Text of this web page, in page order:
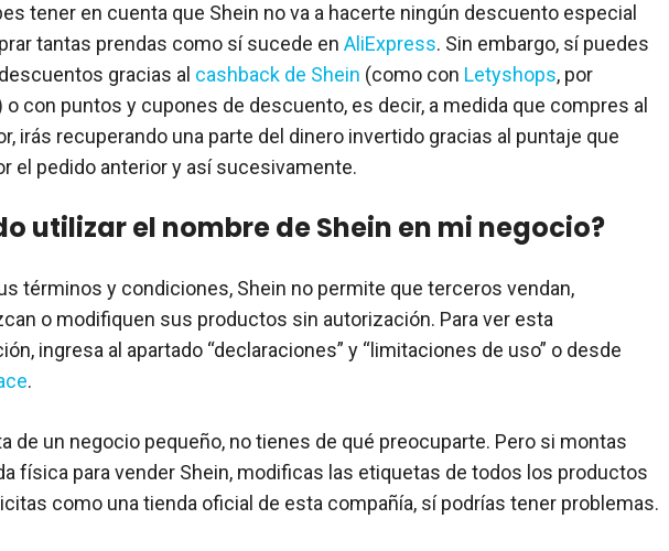
tener en cuenta que Shein no va a hacerte ningún descuento especial
tantas prendas como sí sucede en AliExpress. Sin embargo, sí puedes
gracias al cashback de Shein (como con Letyshops, por
o con puntos y cupones de descuento, es decir, a medida que compres al
irás recuperando una parte del dinero invertido gracias al puntaje que
el pedido anterior y así sucesivamente.
utilizar el nombre de Shein en mi negocio?
términos y condiciones, Shein no permite que terceros vendan,
o modifiquen sus productos sin autorización. Para ver esta
ingresa al apartado “declaraciones” y “limitaciones de uso” o desde
.
de un negocio pequeño, no tienes de qué preocuparte. Pero si montas
física para vender Shein, modificas las etiquetas de todos los productos
como una tienda oficial de esta compañía, sí podrías tener problemas.